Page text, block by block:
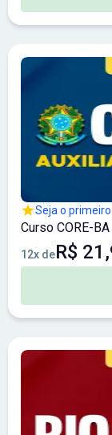
Seja o
Curso CORE-
12x deR$